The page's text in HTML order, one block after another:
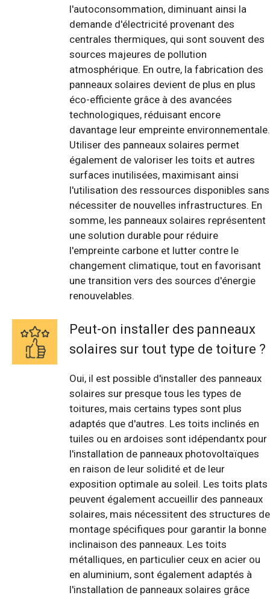
l'autoconsommation, diminuant ainsi la
demande d'électricité provenant des
centrales thermiques, qui sont souvent des
sources majeures de pollution
atmosphérique. En outre, la fabrication des
panneaux solaires devient de plus en plus
éco-efficiente grâce à des avancées
technologiques, réduisant encore
davantage leur empreinte environnementale.
Utiliser des panneaux solaires permet
également de valoriser les toits et autres
surfaces inutilisées, maximisant ainsi
l'utilisation des ressources disponibles sans
nécessiter de nouvelles infrastructures. En
somme, les panneaux solaires représentent
une solution durable pour réduire
l'empreinte carbone et lutter contre le
changement climatique, tout en favorisant
une transition vers des sources d'énergie
renouvelables.
Peut-on installer des panneaux
solaires sur tout type de toiture ?
Oui, il est possible d'installer des panneaux
solaires sur presque tous les types de
toitures, mais certains types sont plus
adaptés que d'autres. Les toits inclinés en
tuiles ou en ardoises sont idépendantx pour
l'installation de panneaux photovoltaïques
en raison de leur solidité et de leur
exposition optimale au soleil. Les toits plats
peuvent également accueillir des panneaux
solaires, mais nécessitent des structures de
montage spécifiques pour garantir la bonne
inclinaison des panneaux. Les toits
métalliques, en particulier ceux en acier ou
en aluminium, sont également adaptés à
l'installation de panneaux solaires grâce